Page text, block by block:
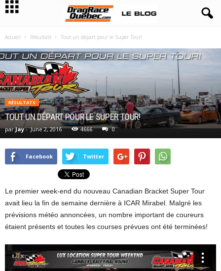
Accueil Résultats Tout un départ pour le Super Tour!
RÉSULTATS
TOUT UN DÉPART POUR LE SUPER TOUR!
par Jay- June 2, 2016 4666 0
Facebook Twitter
Le premier week-end du nouveau Canadian Bracket Super Tour
avait lieu la fin de semaine dernière à ICAR Mirabel. Malgré les
prévisions météo annoncées, un nombre important de coureurs
étaient présents et toutes les courses prévues ont été terminées!